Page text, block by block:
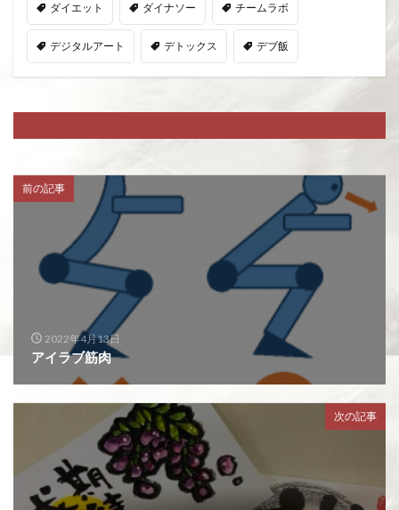
ダイエット ダイナソー チームラボ
デジタルアート デトックス デブ飯
前の記事
2022年4月13日
アイラブ筋肉
次の記事